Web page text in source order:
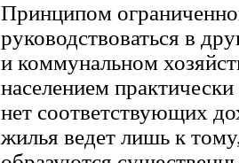
Принципом
руководствоваться в
и коммунальном
населением
нет соответствующих
жилья ведет лишь к